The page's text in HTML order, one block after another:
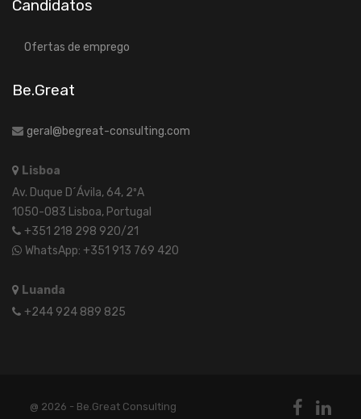
Candidatos
Ofertas de emprego
Be.Great
geral@begreat-consulting.com
Lisboa
Av. Duque D´Ávila, 64, 2ºA
1050-083 Lisboa, Portugal
+351 218 298 920/21
WhatsApp: +351 913 769 420
Luanda
+244 924 889 825
@ 2026 - Be.Great Consulting